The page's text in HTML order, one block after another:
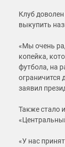
Клуб
выкупить
«Мы очень
копейка,
футбола, на
ограничится
заявил
Также стало
«У нас